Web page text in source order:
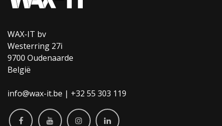
WAX-IT bv
Westerring 27i
9700 Oudenaarde
België
info@wax-it.be | +32 55 303 119